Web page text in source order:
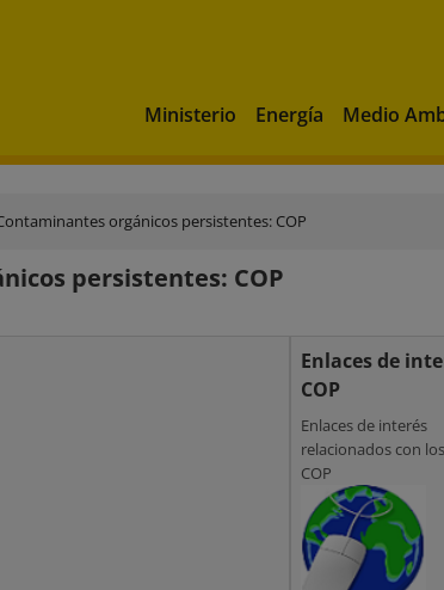
Ministerio Energía Medio
orgánicos persistentes: COP
persistentes: COP
Enlaces de
COP
Enlaces de interés
relacionados con los
COP